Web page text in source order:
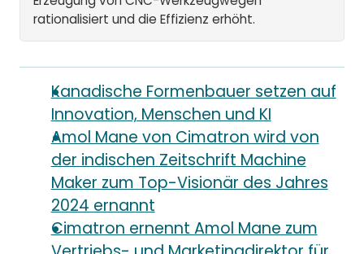
rationalisiert und die Effizienz erhöht.
Kanadische Formenbauer setzen auf
Innovation, Menschen und KI
Amol Mane von Cimatron wird von
der indischen Zeitschrift Machine
Maker zum Top-Visionär des Jahres
2024 ernannt
Cimatron ernennt Amol Mane zum